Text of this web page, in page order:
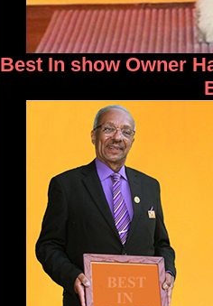
Best In show Owner